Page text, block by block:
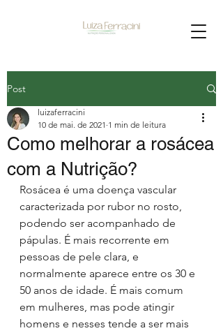
Post
Como melhorar a rosácea
com a Nutrição?
luizaferracini
10 de mai. de 2021 1 min de leitura
Rosácea é uma doença vascular
caracterizada por rubor no rosto,
podendo ser acompanhado de
pápulas. É mais recorrente em
pessoas de pele clara, e
normalmente aparece entre os 30 e
50 anos de idade. É mais comum
em mulheres, mas pode atingir
homens e nesses tende a ser mais